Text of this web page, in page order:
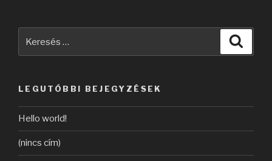
LEGUTÓBBI BEJEGYZÉSEK
Hello world!
(nincs cím)